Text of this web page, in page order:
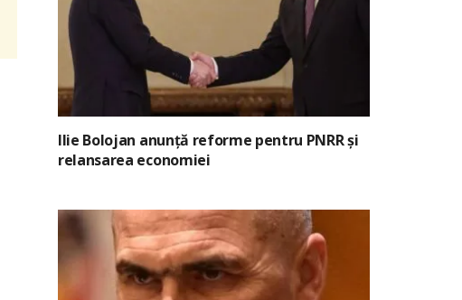
Ilie Bolojan anunță reforme pentru PNRR și
relansarea economiei